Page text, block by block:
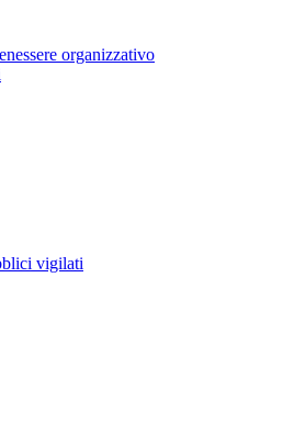
organizzativo
vigilati